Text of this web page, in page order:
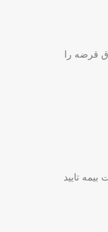
قرضه را
تایید